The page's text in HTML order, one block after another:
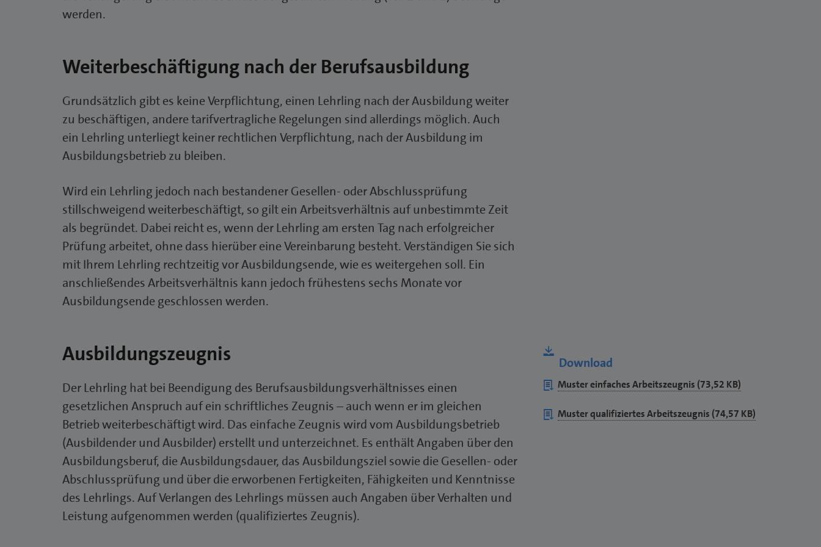
werden.
Weiterbeschäftigung nach der Berufsausbildung
Grundsätzlich gibt es keine Verpflichtung, einen Lehrling nach der Ausbildung weiter
zu beschäftigen, andere tarifvertragliche Regelungen sind allerdings möglich. Auch
ein Lehrling unterliegt keiner rechtlichen Verpflichtung, nach der Ausbildung im
Ausbildungsbetrieb zu bleiben.
Wird ein Lehrling jedoch nach bestandener Gesellen- oder Abschlussprüfung
stillschweigend weiterbeschäftigt, so gilt ein Arbeitsverhältnis auf unbestimmte Zeit
als begründet. Dabei reicht es, wenn der Lehrling am ersten Tag nach erfolgreicher
Prüfung arbeitet, ohne dass hierüber eine Vereinbarung besteht. Verständigen Sie sich
mit Ihrem Lehrling rechtzeitig vor Ausbildungsende, wie es weitergehen soll. Ein
anschließendes Arbeitsverhältnis kann jedoch frühestens sechs Monate vor
Ausbildungsende geschlossen werden.
Ausbildungszeugnis
Der Lehrling hat bei Beendigung des Berufsausbildungsverhältnisses einen
gesetzlichen Anspruch auf ein schriftliches Zeugnis – auch wenn er im gleichen
Betrieb weiterbeschäftigt wird. Das einfache Zeugnis wird vom Ausbildungsbetrieb
(Ausbildender und Ausbilder) erstellt und unterzeichnet. Es enthält Angaben über den
Ausbildungsberuf, die Ausbildungsdauer, das Ausbildungsziel sowie die Gesellen- oder
Abschlussprüfung und über die erworbenen Fertigkeiten, Fähigkeiten und Kenntnisse
des Lehrlings. Auf Verlangen des Lehrlings müssen auch Angaben über Verhalten und
Leistung aufgenommen werden (qualifiziertes Zeugnis).
Download
Download
Muster einfaches Arbeitszeugnis (73,52 KB)
Download
Muster qualifiziertes Arbeitszeugnis (74,57 KB)